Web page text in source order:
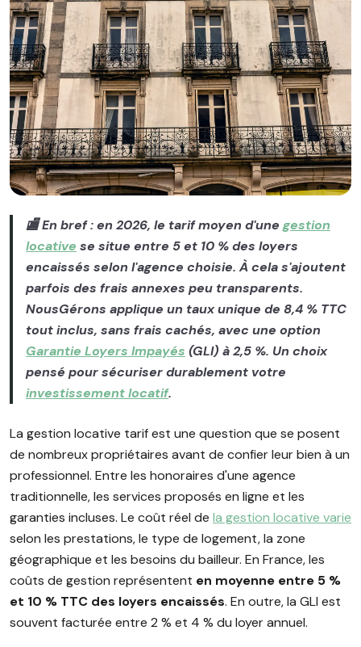
🏬 En bref : en 2026, le tarif moyen d'une gestion
locative se situe entre 5 et 10 % des loyers
encaissés selon l'agence choisie. À cela s'ajoutent
parfois des frais annexes peu transparents.
NousGérons applique un taux unique de 8,4 % TTC
tout inclus, sans frais cachés, avec une option
Garantie Loyers Impayés (GLI) à 2,5 %. Un choix
pensé pour sécuriser durablement votre
investissement locatif.
La gestion locative tarif est une question que se posent
de nombreux propriétaires avant de confier leur bien à un
professionnel. Entre les honoraires d'une agence
traditionnelle, les services proposés en ligne et les
garanties incluses. Le coût réel de la gestion locative varie
selon les prestations, le type de logement, la zone
géographique et les besoins du bailleur. En France, les
coûts de gestion représentent en moyenne entre 5 %
et 10 % TTC des loyers encaissés. En outre, la GLI est
souvent facturée entre 2 % et 4 % du loyer annuel.